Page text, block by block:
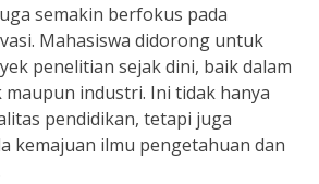
semakin berfokus pada
Mahasiswa didorong untuk
penelitian sejak dini, baik dalam
industri. Ini tidak hanya
pendidikan, tetapi juga
kemajuan ilmu pengetahuan dan